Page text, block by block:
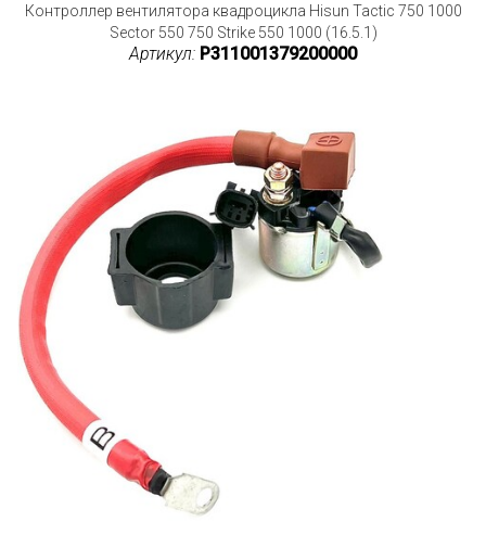
Контроллер вентилятора квадроцикла Hisun Tactic 750 1000
Sector 550 750 Strike 550 1000 (16.5.1)
Артикул: P311001379200000